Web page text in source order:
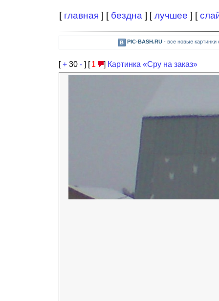
[ главная ] [ бездна ] [лучшее ] [
PIC-BASH.RU- все новые картинки
[+ 30 - ] [ 1 ] Картинка «Сру на заказ»